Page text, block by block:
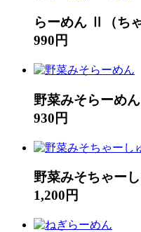
らーめん Ⅱ（ち
990円
野菜みそらーめん
930円
野菜みそちゃー
1,200円